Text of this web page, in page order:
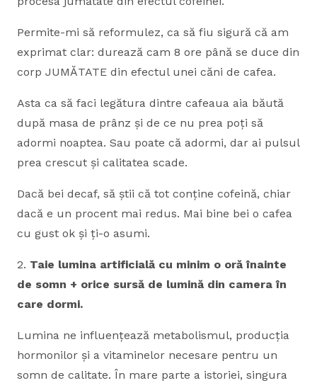
Permite-mi să reformulez, ca să fiu sigură că am
exprimat clar: durează cam 8 ore până se duce din
corp JUMĂTATE din efectul unei căni de cafea.
Asta ca să faci legătura dintre cafeaua aia băută
după masa de prânz și de ce nu prea poți să
adormi noaptea. Sau poate că adormi, dar ai pulsul
prea crescut și calitatea scade.
Dacă bei decaf, să știi că tot conține cofeină, chiar
dacă e un procent mai redus. Mai bine bei o cafea
cu gust ok și ți-o asumi.
2. Taie lumina artificială cu minim o oră înainte
de somn + orice sursă de lumină din camera în
care dormi.
Lumina ne influențează metabolismul, producția
hormonilor și a vitaminelor necesare pentru un
somn de calitate. În mare parte a istoriei, singura